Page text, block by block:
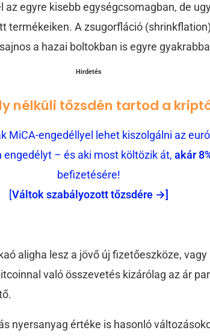
az egyre kisebb egységcsomagban, de
termékeiken. A zsugorfláció
a hazai boltokban is egyre
Hirdetés
nélküli tőzsdén tartod a
MiCA-engedéllyel lehet kiszolgálni az
engedélyt – és aki most költözik át, akár
befizetésére!
[Váltok szabályozott tőzsdére →]
aligha lesz a jövő új fizetőeszköze,
való összevetés kizárólag az ár
nyersanyag értéke is hasonló